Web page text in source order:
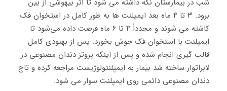
شب در بیمارستان نگه داشته می شود تا اثر بیهوشی از بین
برود. ۳ تا ۴ ماه بعد ایمپلنت ها به طور کامل در استخوان فک
کاشته می شوند و مجدداً ۴ تا ۶ ماه فرصت داده می‌شود تا
ایمپلنت با استخوان فک جوش بخورد. پس از بهبودی کامل
قالب گیری انجام شده و پس از اینکه پروتز دندان مصنوعی در
لابراتوار ساخته شد بیمار به ایمپلنتولوژیست مراجعه کرده و تاج
دندان مصنوعی دائمی روی ایمپلنت سوار می شود.